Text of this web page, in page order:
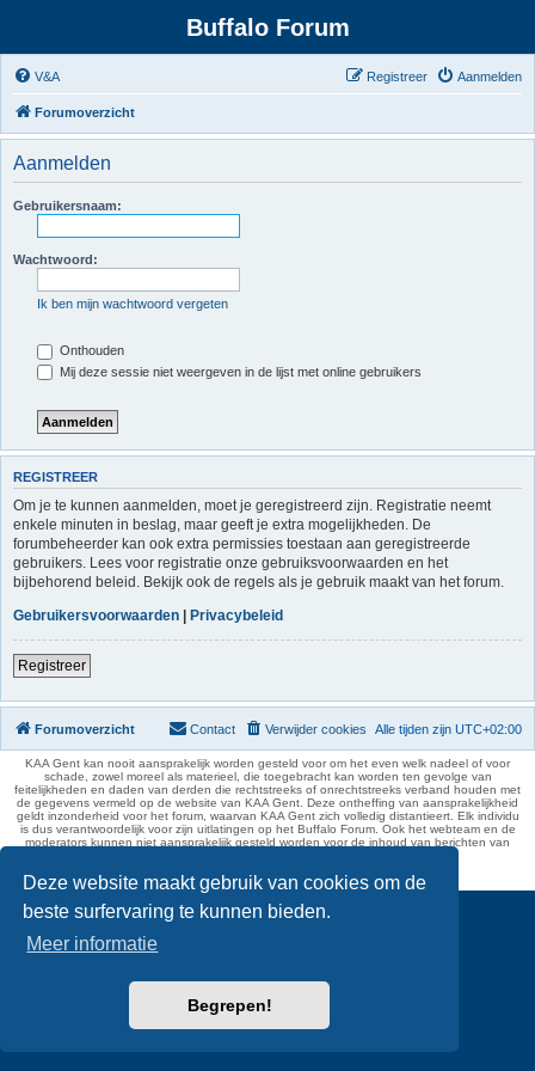
Deze website maakt gebruik van cookies om de
beste surfervaring te kunnen bieden.
Meer informatie
Begrepen!
Buffalo Forum
V&A Aanmelden
Registreer
Forumoverzicht
Aanmelden
Gebruikersnaam:
Wachtwoord:
Ik ben mijn wachtwoord vergeten
Onthouden
Mij deze sessie niet weergeven in de lijst met online gebruikers
REGISTREER
Om je te kunnen aanmelden, moet je geregistreerd zijn. Registratie neemt
enkele minuten in beslag, maar geeft je extra mogelijkheden. De
forumbeheerder kan ook extra permissies toestaan aan geregistreerde
gebruikers. Lees voor registratie onze gebruiksvoorwaarden en het
bijbehorend beleid. Bekijk ook de regels als je gebruik maakt van het forum.
Gebruikersvoorwaarden | Privacybeleid
Registreer
Forumoverzicht Alle tijden zijn UTC+02:00
Verwijder cookies
Contact
KAA Gent kan nooit aansprakelijk worden gesteld voor om het even welk nadeel of voor
schade, zowel moreel als materieel, die toegebracht kan worden ten gevolge van
feitelijkheden en daden van derden die rechtstreeks of onrechtstreeks verband houden met
de gegevens vermeld op de website van KAA Gent. Deze ontheffing van aansprakelijkheid
geldt inzonderheid voor het forum, waarvan KAA Gent zich volledig distantieert. Elk individu
is dus verantwoordelijk voor zijn uitlatingen op het Buffalo Forum. Ook het webteam en de
moderators kunnen niet aansprakelijk gesteld worden voor de inhoud van berichten van